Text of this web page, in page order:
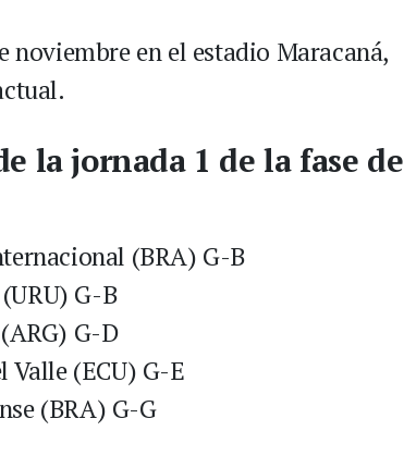
noviembre en el estadio Maracaná,
la jornada 1 de la fase de
(BRA) G-B
G-B
G-D
Valle (ECU) G-E
(BRA) G-G